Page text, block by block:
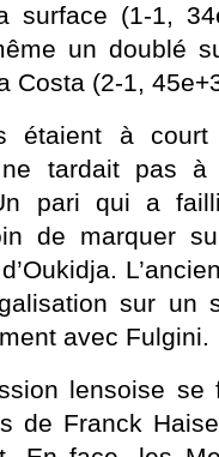
surface (1-1,
un doublé
Costa (2-1,
étaient à court
tardait pas
pari qui a
de marquer
sur un
avec Fulgini.
lensoise
de Franck